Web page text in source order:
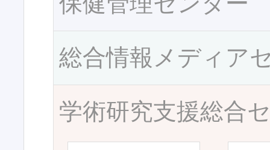
総合情報メディア
学術研究支援総合